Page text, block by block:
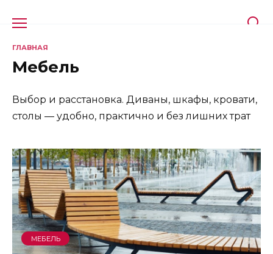
ГЛАВНАЯ
Мебель
Выбор и расстановка. Диваны, шкафы, кровати,
столы — удобно, практично и без лишних трат
МЕБЕЛЬ